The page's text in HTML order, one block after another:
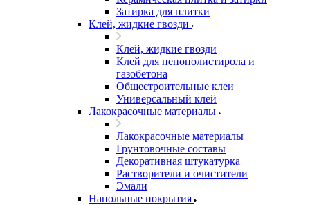
Затирка для плитки
Клей, жидкие гвозди
Клей, жидкие гвозди
Клей для пенополистирола и
газобетона
Общестроительные клеи
Универсальный клей
Лакокрасочные материалы
Лакокрасочные материалы
Грунтовочные составы
Декоративная штукатурка
Растворители и очистители
Эмали
Напольные покрытия